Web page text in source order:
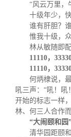
“风云万里，
十级年少，
谁有肝胆？
惟我十级，
林从敏随即
11110，
11110，
何炳棣说，
吼三声： “吼！吼
开始的标志一样
林、何三人合作而
“大闹颐和园
清华园距颐